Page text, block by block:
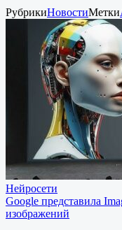
РубрикиНовостиМетки
Нейросети
Google представила
изображений